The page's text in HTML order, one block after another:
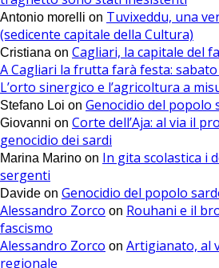
Antonio morelli on Tuvixeddu, una
(sedicente capitale della Cultura)
Cristiana on Cagliari, la capitale del
A Cagliari la frutta farà festa:
L’orto sinergico e l’agricoltura a
Stefano Loi on Genocidio del popolo
Giovanni on Corte dell’Aja: al via il
genocidio dei sardi
Marina Marino on In gita scolastica i
sergenti
Davide on Genocidio del popolo
Alessandro Zorco on Rouhani e il
fascismo
Alessandro Zorco on Artigianato, al
regionale